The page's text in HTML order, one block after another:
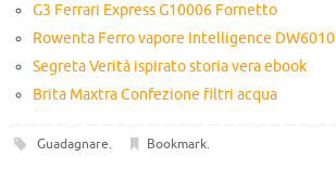
G3 Ferrari Express G10006 Fornetto
Rowenta Ferro vapore Intelligence DW6010
Segreta Verità ispirato storia vera ebook
Brita Maxtra Confezione filtri acqua
Guadagnare. Bookmark.